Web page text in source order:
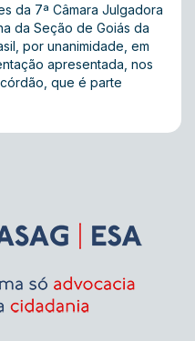
da 7ª Câmara Julgadora
da Seção de Goiás da
por unanimidade, em
apresentada, nos
que é parte